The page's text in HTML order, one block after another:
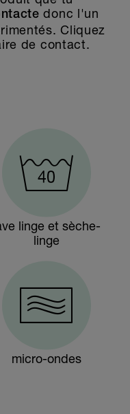
donc l'un
Cliquez
de contact.
linge et sèche-
linge
micro-ondes